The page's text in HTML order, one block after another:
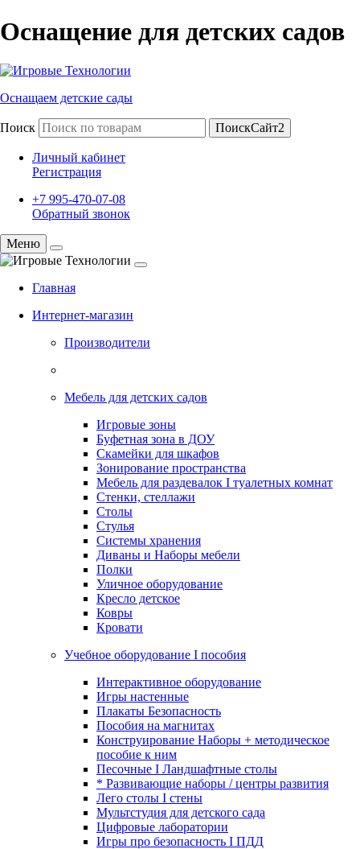
Оснащение для детских садов
Оснащаем детские сады
Поиск ПоискСайт2
Личный кабинет
Регистрация
+7 995-470-07-08
Обратный звонок
Меню
Главная
Интернет-магазин
Производители
Мебель для детских садов
Игровые зоны
Буфетная зона в ДОУ
Скамейки для шкафов
Зонирование пространства
Мебель для раздевалок I туалетных комнат
Стенки, стеллажи
Столы
Стулья
Системы хранения
Диваны и Наборы мебели
Полки
Уличное оборудование
Кресло детское
Ковры
Кровати
Учебное оборудование I пособия
Интерактивное оборудование
Игры настенные
Плакаты Безопасность
Пособия на магнитах
Конструирование Наборы + методическое
пособие к ним
Песочные I Ландшафтные столы
* Развивающие наборы / центры развития
Лего столы I стены
Мультстудия для детского сада
Цифровые лаборатории
Игры про безопасность I ПДД